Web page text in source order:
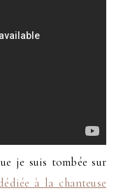
je suis tombée sur
à la chanteuse